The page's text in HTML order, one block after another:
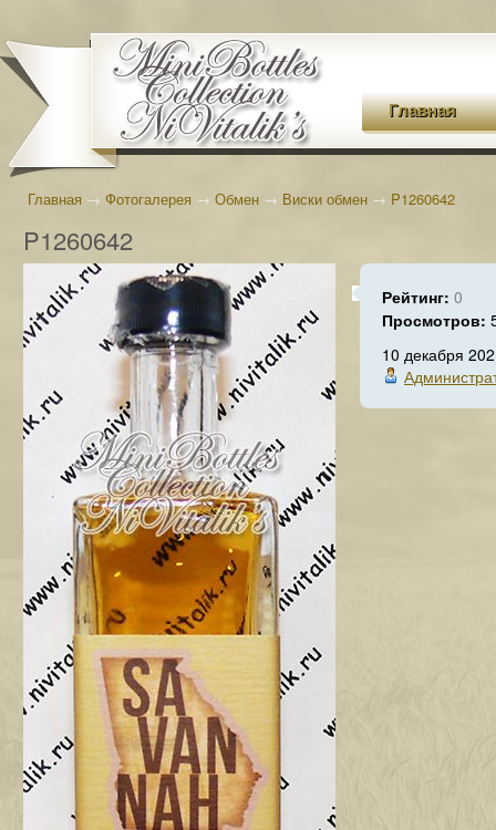
Главная
Главная → Фотогалерея → Обмен → Виски обмен → P1260642
P1260642
Рейтинг: 0
Просмотров:
10 декабря